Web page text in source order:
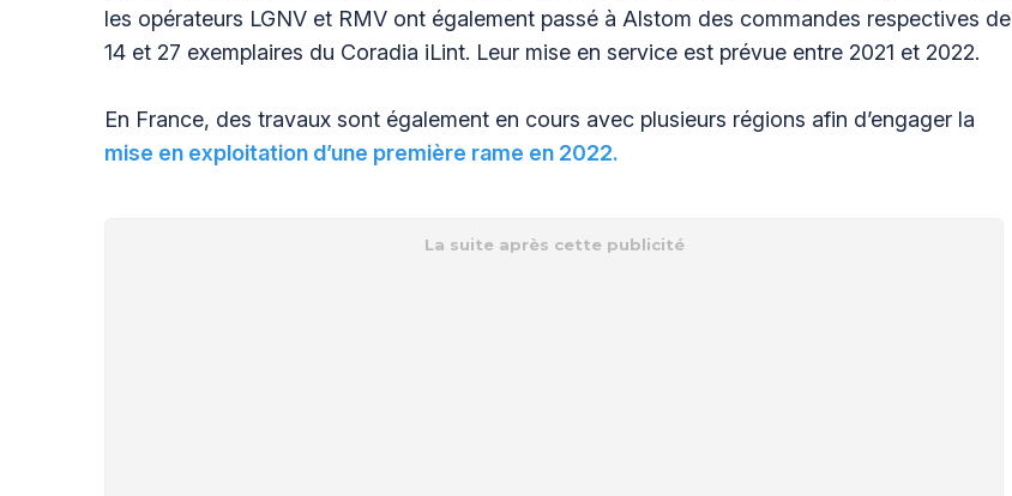
les opérateurs LGNV et RMV ont également passé à Alstom des commandes respectives de
14 et 27 exemplaires du Coradia iLint. Leur mise en service est prévue entre 2021 et 2022.
En France, des travaux sont également en cours avec plusieurs régions afin d’engager la
mise en exploitation d’une première rame en 2022.